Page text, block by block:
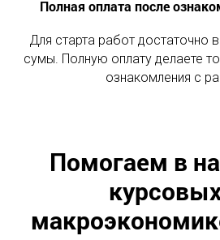
Полная оплата после
Для старта работ достаточно
сумы. Полную оплату делаете
ознакомления с
Помогаем в